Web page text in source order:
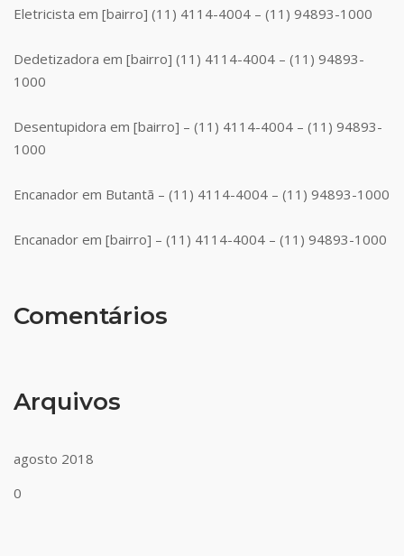
Eletricista em [bairro] (11) 4114-4004 – (11) 94893-1000
Dedetizadora em [bairro] (11) 4114-4004 – (11) 94893-
1000
Desentupidora em [bairro] – (11) 4114-4004 – (11) 94893-
1000
Encanador em Butantã – (11) 4114-4004 – (11) 94893-1000
Encanador em [bairro] – (11) 4114-4004 – (11) 94893-1000
Comentários
Arquivos
agosto 2018
0